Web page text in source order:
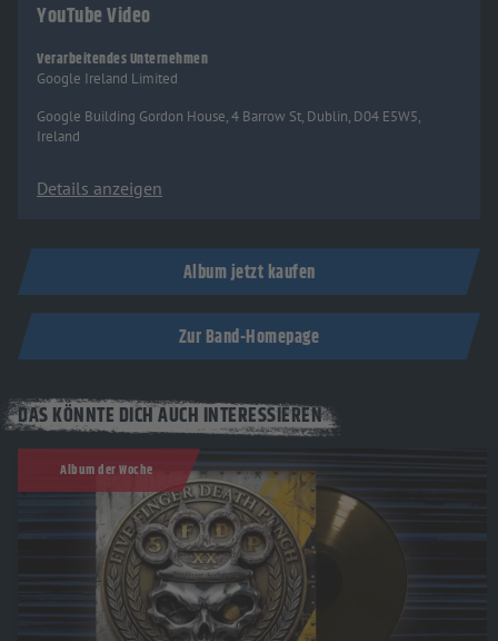
YouTube Video
Verarbeitendes Unternehmen
Google Ireland Limited
Google Building Gordon House, 4 Barrow St, Dublin, D04 E5W5,
Ireland
Details anzeigen
Album jetzt kaufen
Zur Band-Homepage
DAS KÖNNTE DICH AUCH INTERESSIEREN
Album der Woche